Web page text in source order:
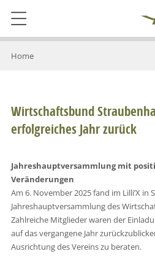
Home
Wirtschaftsbund
erfolgreiches Jahr zurück
Jahreshauptversammlung mit
Veränderungen
Am 6. November 2025 fand im Lilli’X
Jahreshauptversammlung des
Zahlreiche Mitglieder waren der
auf das vergangene Jahr
Ausrichtung des Vereins zu beraten.